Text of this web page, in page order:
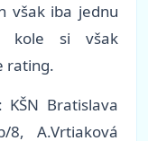
však iba jednu
kole si však
rating.
Bratislava
8, A.Vrtiaková